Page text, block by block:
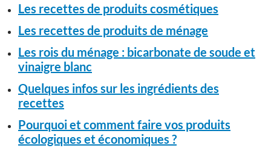
Les recettes de produits cosmétiques
Les recettes de produits de ménage
Les rois du ménage : bicarbonate de soude et
vinaigre blanc
Quelques infos sur les ingrédients des
recettes
Pourquoi et comment faire vos produits
écologiques et économiques ?